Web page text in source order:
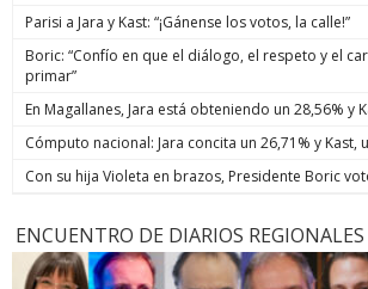
Parisi a Jara y Kast: “¡Gánense los votos, la calle!”
Boric: “Confío en que el diálogo, el respeto y el
primar”
En Magallanes, Jara está obteniendo un 28,56% y
Cómputo nacional: Jara concita un 26,71% y Kast,
Con su hija Violeta en brazos, Presidente Boric
ENCUENTRO DE DIARIOS